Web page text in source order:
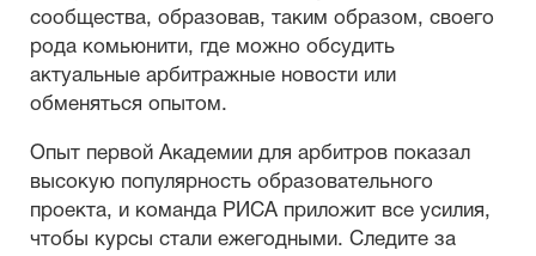
сообщества, образовав, таким образом, своего
рода комьюнити, где можно обсудить
актуальные арбитражные новости или
обменяться опытом.
Опыт первой Академии для арбитров показал
высокую популярность образовательного
проекта, и команда РИСА приложит все усилия,
чтобы курсы стали ежегодными. Следите за